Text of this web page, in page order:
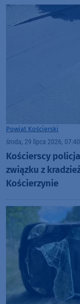
Powiat Kościerski
środa, 29 lipca 2026, 07:40
Kościerscy
związku z
Kościerzynie